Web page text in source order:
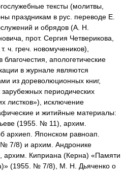
тексты (молитвы,
праздникам в рус. переводе Е.
и обрядов (А. Н.
прот. Сергия Четверикова,
ч. греч. новомучеников),
апологетические
в журнале являются
из дореволюционных книг,
периодических
листков»), исключение
и житийные материалы:
(1955. № 11), архим.
архиеп. Японском равноап.
7/8) и архим. Андронике
Киприана (Керна) «Памяти
(1955. № 7/8), М. Н. Дьяченко о